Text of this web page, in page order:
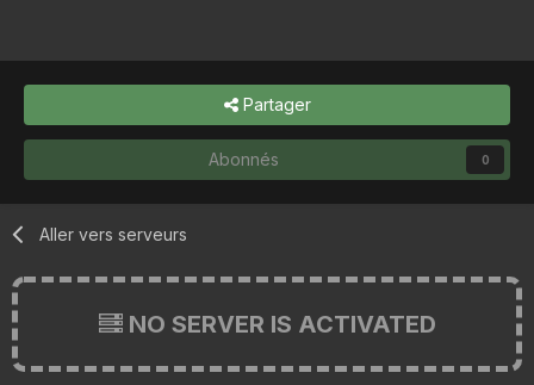
Partager
Abonnés 0
Aller vers serveurs
NO SERVER IS ACTIVATED